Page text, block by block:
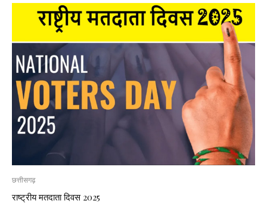
छत्तीसगढ़
राष्ट्रीय मतदाता दिवस 2025